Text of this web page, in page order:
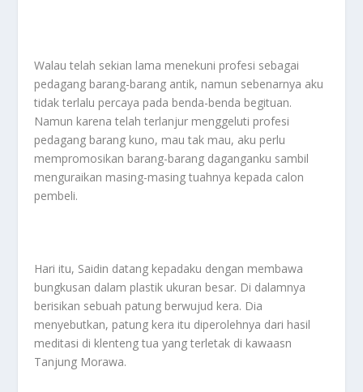
Walau telah sekian lama menekuni profesi sebagai
pedagang barang-barang antik, namun sebenarnya aku
tidak terlalu percaya pada benda-benda begituan.
Namun karena telah terlanjur menggeluti profesi
pedagang barang kuno, mau tak mau, aku perlu
mempromosikan barang-barang daganganku sambil
menguraikan masing-masing tuahnya kepada calon
pembeli.
Hari itu, Saidin datang kepadaku dengan membawa
bungkusan dalam plastik ukuran besar. Di dalamnya
berisikan sebuah patung berwujud kera. Dia
menyebutkan, patung kera itu diperolehnya dari hasil
meditasi di klenteng tua yang terletak di kawaasn
Tanjung Morawa.